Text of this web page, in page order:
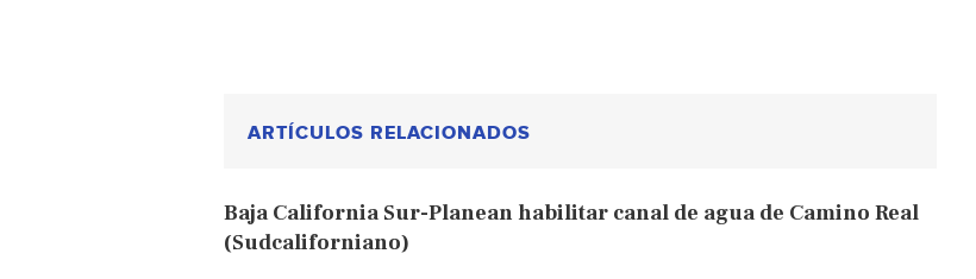
ARTÍCULOS RELACIONADOS
Baja California Sur-Planean habilitar canal de agua de Camino Real
(Sudcaliforniano)